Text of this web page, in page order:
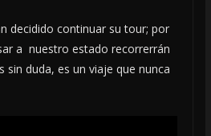
decidido continuar su tour; por
a nuestro estado recorrerrán
sin duda, es un viaje que nunca